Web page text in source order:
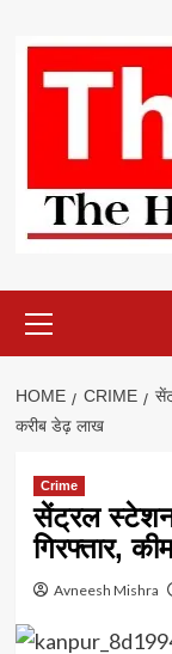
content
Menu
HOME CRIME
करीब डेढ़ लाख
Crime
सेंट्रल
गिरफ्तार,
Avneesh Mishra